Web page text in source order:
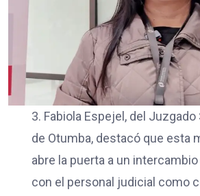
3. Fabiola Espejel, del Juzgado
de Otumba, destacó que esta
abre la puerta a un
con el personal judicial como